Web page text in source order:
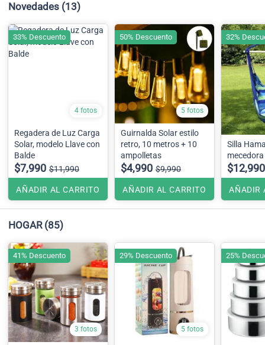
Novedades (13)
4 fotos
Regadera de Luz Carga
Solar, modelo Llave con
Balde
$7,990 $11,990
AÑADIR AL CARRITO
33% Descuento
5 fotos
Guirnalda Solar estilo
retro, 10 metros + 10
ampolletas
$4,990 $9,990
AÑADIR AL CARRITO
50% Descuento
Silla
mecedora
$12,990
AÑADIR
32%
HOGAR (85)
3 fotos
41% Descuento
5 fotos
29% Descuento 25%